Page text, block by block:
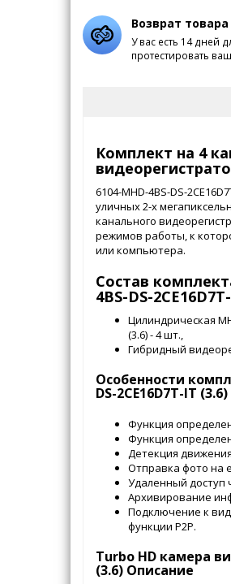
Возврат
У вас есть 14 дней
протестировать
Комплект на 4
6104-MHD-4BS-DS-
уличных 2-х
канального
режимов работы, к
или компьютера.
Состав
4BS-DS-
Цилиндрическая
(3.6) - 4 шт.,
Гибридный
Особенности
DS-2CE16D7T-IT (3.6)
Функция
Функция
Детекция
Отправка фото на
Удаленный доступ
Архивирование
Подключение к
функции P2P.
Turbo HD камера
(3.6) Описание